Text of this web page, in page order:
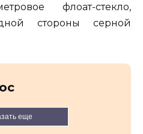
флоат-стекло,
стороны серной
еще